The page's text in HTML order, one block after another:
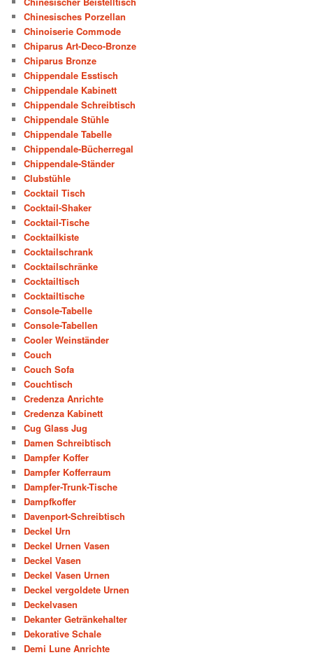
Chinesisches Porzellan
Chinoiserie Commode
Chiparus Art-Deco-Bronze
Chiparus Bronze
Chippendale Esstisch
Chippendale Kabinett
Chippendale Schreibtisch
Chippendale Stühle
Chippendale Tabelle
Chippendale-Bücherregal
Chippendale-Ständer
Clubstühle
Cocktail Tisch
Cocktail-Shaker
Cocktail-Tische
Cocktailkiste
Cocktailschrank
Cocktailschränke
Cocktailtisch
Cocktailtische
Console-Tabelle
Console-Tabellen
Cooler Weinständer
Couch
Couch Sofa
Couchtisch
Credenza Anrichte
Credenza Kabinett
Cug Glass Jug
Damen Schreibtisch
Dampfer Koffer
Dampfer Kofferraum
Dampfer-Trunk-Tische
Dampfkoffer
Davenport-Schreibtisch
Deckel Urn
Deckel Urnen Vasen
Deckel Vasen
Deckel Vasen Urnen
Deckel vergoldete Urnen
Deckelvasen
Dekanter Getränkehalter
Dekorative Schale
Demi Lune Anrichte